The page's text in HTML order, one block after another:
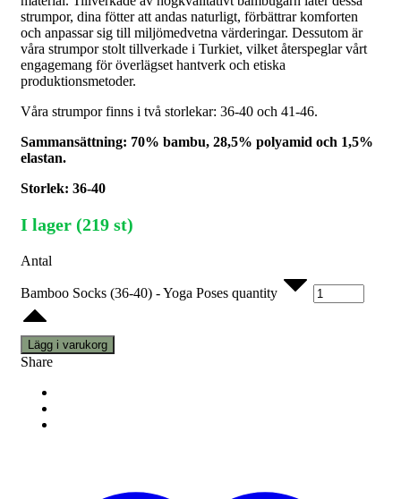
strumpor, dina fötter att andas naturligt, förbättrar komforten
och anpassar sig till miljömedvetna värderingar. Dessutom är
våra strumpor stolt tillverkade i Turkiet, vilket återspeglar vårt
engagemang för överlägset hantverk och etiska
produktionsmetoder.
Våra strumpor finns i två storlekar: 36-40 och 41-46.
Sammansättning: 70% bambu, 28,5% polyamid och 1,5%
elastan.
Storlek: 36-40
I lager (219 st)
Antal
Bamboo Socks (36-40) - Yoga Poses quantity
Lägg i varukorg
Share